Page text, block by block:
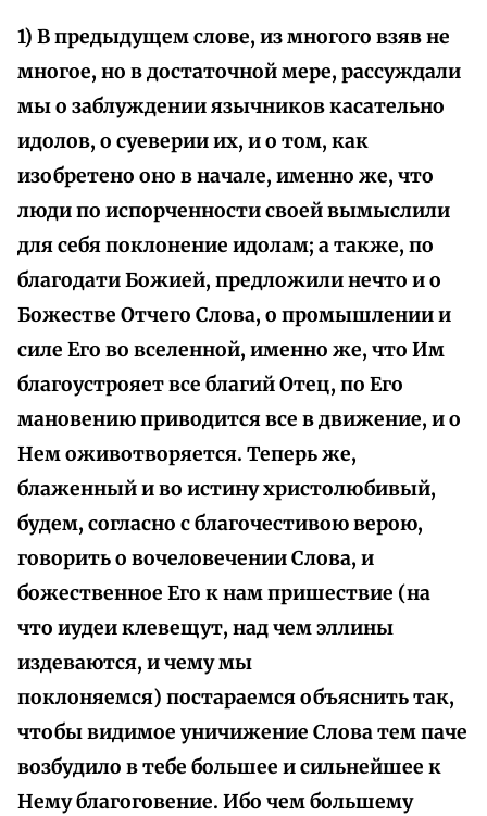
1) В предыдущем слове, из многого взяв не
многое, но в достаточной мере, рассуждали
мы о заблуждении язычников касательно
идолов, о суеверии их, и о том, как
изобретено оно в начале, именно же, что
люди по испорченности своей вымыслили
для себя поклонение идолам; а также, по
благодати Божией, предложили нечто и о
Божестве Отчего Слова, о промышлении и
силе Его во вселенной, именно же, что Им
благоустрояет все благий Отец, по Его
мановению приводится все в движение, и о
Нем оживотворяется. Теперь же,
блаженный и во истину христолюбивый,
будем, согласно с благочестивою верою,
говорить о вочеловечении Слова, и
божественное Его к нам пришествие (на
что иудеи клевещут, над чем эллины
издеваются, и чему мы
поклоняемся) постараемся объяснить так,
чтобы видимое уничижение Слова тем паче
возбудило в тебе большее и сильнейшее к
Нему благоговение. Ибо чем большему